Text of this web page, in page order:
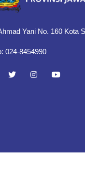
Yani No. 160 Kota
024-8454990